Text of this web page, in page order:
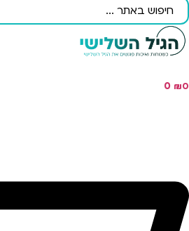
Search
...
₪0
0